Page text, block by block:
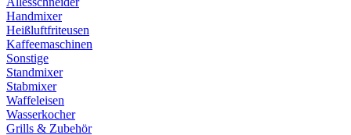
Handmixer
Heißluftfriteusen
Kaffeemaschinen
Sonstige
Standmixer
Stabmixer
Waffeleisen
Wasserkocher
Grills & Zubehör